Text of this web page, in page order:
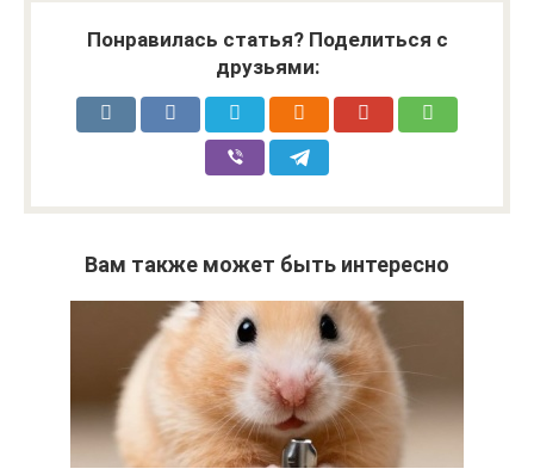
Понравилась статья? Поделиться с
друзьями:
Вам также может быть интересно